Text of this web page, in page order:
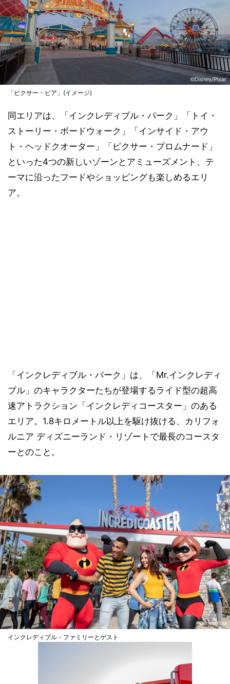
「ピクサー・ピア」(イメージ)
同エリアは、「インクレディブル・パーク」「トイ・
ストーリー・ボードウォーク」「インサイド・アウ
ト・ヘッドクオーター」「ピクサー・プロムナード」
といった4つの新しいゾーンとアミューズメント、テ
ーマに沿ったフードやショッピングも楽しめるエリ
ア。
「インクレディブル・パーク」は、「Mr.インクレディ
ブル」のキャラクターたちが登場するライド型の超高
速アトラクション「インクレディコースター」のある
エリア。1.8キロメートル以上を駆け抜ける、カリフォ
ルニア ディズニーランド・リゾートで最長のコースタ
ーとのこと。
インクレディブル・ファミリーとゲスト